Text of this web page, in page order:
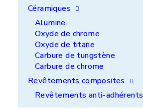
Céramiques
Alumine
Oxyde de chrome
Oxyde de titane
Carbure de tungstène
Carbure de chrome
Revêtements composites
Revêtements anti-adhérents